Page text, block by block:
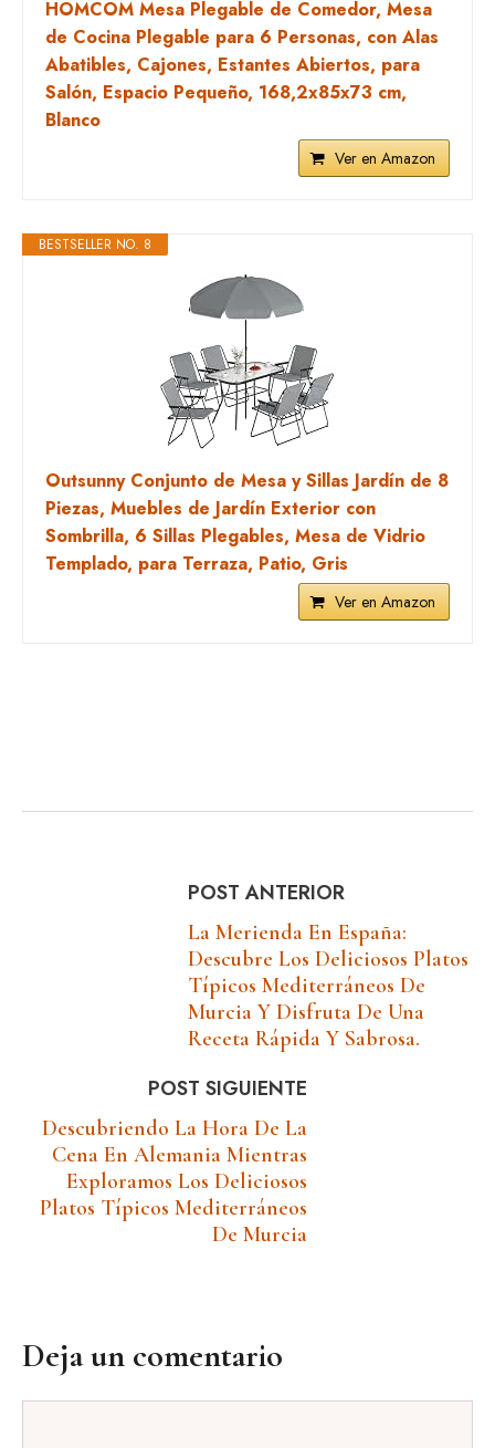
HOMCOM Mesa Plegable de Comedor, Mesa
de Cocina Plegable para 6 Personas, con Alas
Abatibles, Cajones, Estantes Abiertos, para
Salón, Espacio Pequeño, 168,2x85x73 cm,
Blanco
Ver en Amazon
BESTSELLER NO. 8
Outsunny Conjunto de Mesa y Sillas Jardín de 8
Piezas, Muebles de Jardín Exterior con
Sombrilla, 6 Sillas Plegables, Mesa de Vidrio
Templado, para Terraza, Patio, Gris
Ver en Amazon
POST ANTERIOR
La Merienda En España:
Descubre Los Deliciosos Platos
Típicos Mediterráneos De
Murcia Y Disfruta De Una
Receta Rápida Y Sabrosa.
POST SIGUIENTE
Descubriendo La Hora De La
Cena En Alemania Mientras
Exploramos Los Deliciosos
Platos Típicos Mediterráneos
De Murcia
Deja un comentario